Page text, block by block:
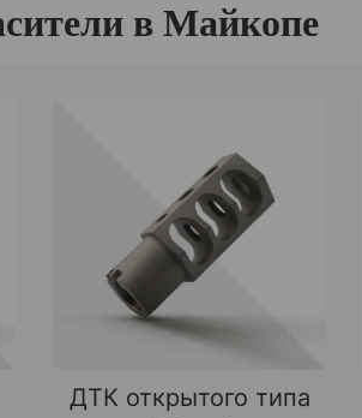
в Майкопе
ДТК открытого типа